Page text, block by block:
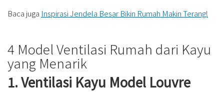
Baca juga Inspirasi Jendela Besar Bikin Rumah Makin Terang!
4 Model Ventilasi Rumah dari Kayu
yang Menarik
1. Ventilasi Kayu Model Louvre